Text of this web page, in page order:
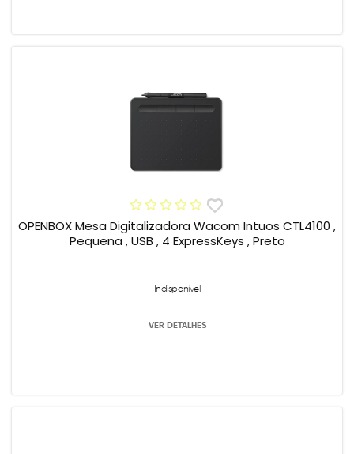
OPENBOX Mesa Digitalizadora Wacom Intuos CTL4100 ,
Pequena , USB , 4 ExpressKeys , Preto
Indisponível
VER DETALHES